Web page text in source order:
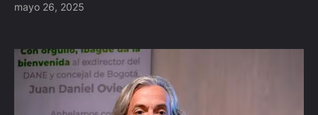
mayo 26, 2025